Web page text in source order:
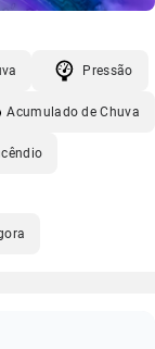
Pressão
Acumulado de Chuva